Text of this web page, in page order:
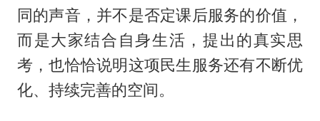
同的声音，并不是否定课后服务的价值，
而是大家结合自身生活，提出的真实思
考，也恰恰说明这项民生服务还有不断优
化、持续完善的空间。